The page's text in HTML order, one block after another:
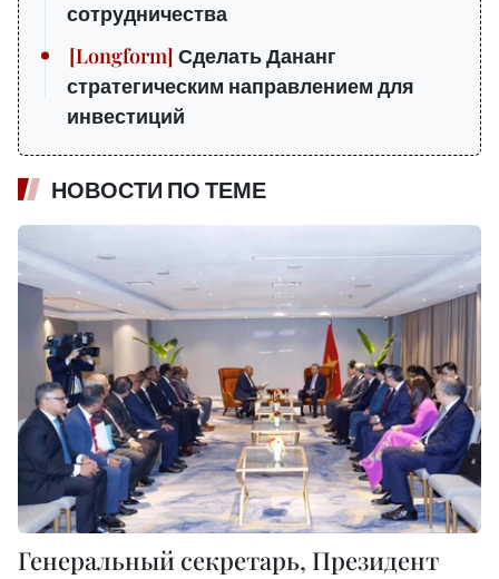
сотрудничества
Сделать Дананг
стратегическим направлением для
инвестиций
НОВОСТИ ПО ТЕМЕ
Генеральный секретарь, Президент